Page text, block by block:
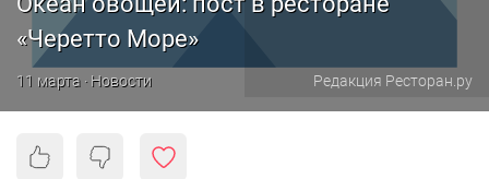
«Черетто Море»
11 марта · Новости Редакция Ресторан.ру